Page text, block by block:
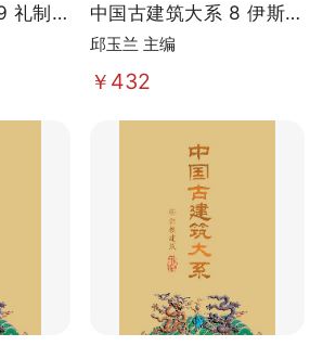
礼制建
中国古建筑大系 8 伊斯兰
教建筑
邱玉兰 主编
￥432